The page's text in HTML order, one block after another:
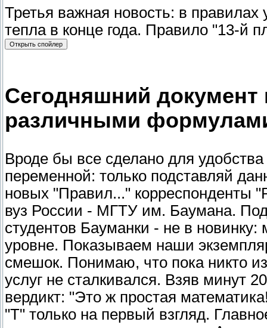
Третья важная новость: в
тепла в конце года. Правило "13-й
Сегодняшний
различными
Вроде бы все сделано для
переменной: только подставляй
новых "Правил..." корреспонденты
вуз России - МГТУ им. Баумана.
студентов Бауманки - не в
уровне. Показываем наши
смешок. Понимаю, что пока никто
услуг не сталкивался. Взяв минут
вердикт: "Это ж простая
"T" только на первый взгляд.